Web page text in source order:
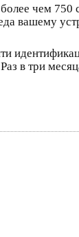
чем 750
вашему
в три